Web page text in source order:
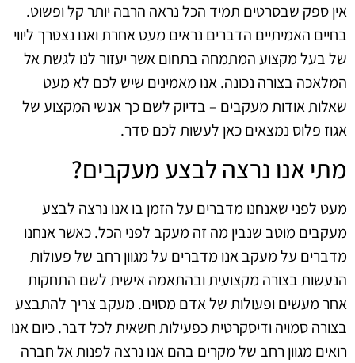
אין ספק שבסרטים תמיד הכל נראה הרבה יותר קל ופשוט.
בחיים האמיתיים הדברים נראים מעט אחרת ואנו נצטרך ליווי
של בעל מקצוע המתמחה בתחום אשר יעזור לנו לגשת אל
המלאכה בצורה נכונה. אנו מאמינים שיש לכם לא מעט
שאלות אודות מעקבים – בדיוק לשם כך אנשי המקצוע של
אגוז פלוס נמצאים כאן לעשות לכם סדר.
מתי אנו נרצה לבצע מעקבים?
מעט לפני שאנחנו מדברים על הזמן בו אנו נרצה לבצע
מעקבים מוטב שנבין מה זה מעקב לפני הכל. כאשר אנחנו
מדברים על מעקב אנו מדברים על מגוון רחב של פעולות
הנעשות בצורה מקצועית ובהתאמה אישית לשם התחקות
אחר מעשים ופעולות של אדם מסוים. מעקב צריך להתבצע
בצורה סמויה ודיסקרטית כפעילות חשאית לכל דבר. כיום אנו
רואים מגוון רחב של מקרים בהם אנו נרצה לפנות אל חברה